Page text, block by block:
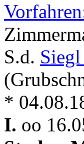
S.d.
*
I. oo